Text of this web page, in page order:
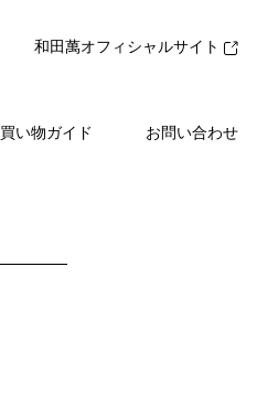
和田萬オフィシャルサイト
買い物ガイド お問い合わせ